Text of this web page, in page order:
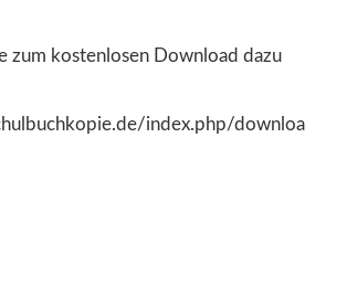
zum kostenlosen Download dazu
index.php/downloa